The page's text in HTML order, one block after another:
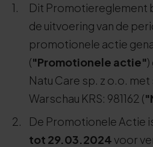
Dit Promotiereglement
de uitvoering van de
promotionele actie
("Promotionele actie"
Natu Care sp. z o.o.
Warschau KRS: 981162 (
De Promotionele Actie
tot 29.03.2024voor